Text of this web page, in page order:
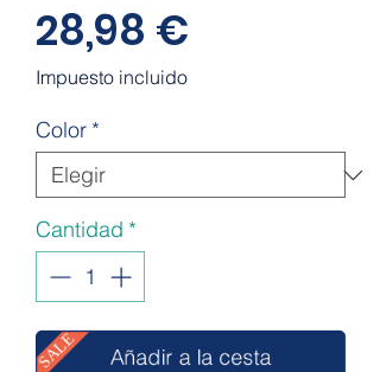
28,98 €
Impuesto incluido
Color *
Cantidad *
Añadir a la cesta
SALE